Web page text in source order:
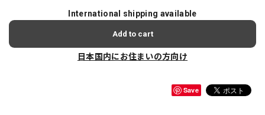
International shipping available
Add to cart
日本国内にお住まいの方向け
Save